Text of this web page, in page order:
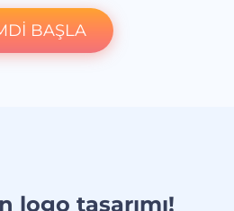
BAŞLA
logo tasarımı!